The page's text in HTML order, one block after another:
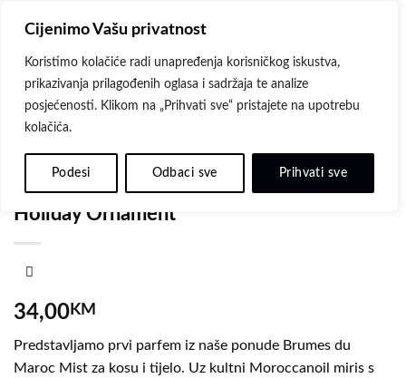
Cijenimo Vašu privatnost
Koristimo kolačiće radi unapređenja korisničkog iskustva,
prikazivanja prilagođenih oglasa i sadržaja te analize
posjećenosti. Klikom na „Prihvati sve“ pristajete na upotrebu
kolačića.
Podesi Odbaci sve Prihvati sve
content
Dodaj
listu
Moroccanoil Hair & Body Fragrance Mist
Holiday Ornament
34,00KM
Predstavljamo prvi parfem iz naše ponude Brumes du
Maroc Mist za kosu i tijelo. Uz kultni Moroccanoil miris s